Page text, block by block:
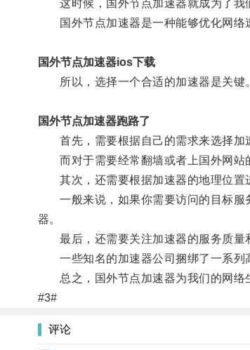
这时候，国外节点加速器就成为了我
国外节点加速器是一种能够优化网络
国外节点加速器ios下载
所以，选择一个合适的加速器是关键
国外节点加速器跑路了
首先，需要根据自己的需求来选择加
而对于需要经常翻墙或者上国外网站
其次，还需要根据加速器的地理位置
一般来说，如果你需要访问的目标服
器。
最后，还需要关注加速器的服务质量
一些知名的加速器公司捆绑了一系列高
总之，国外节点加速器为我们的网络
#3#
评论